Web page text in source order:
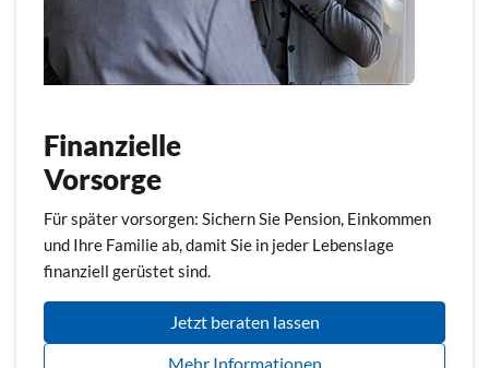
Finanzielle
Vorsorge
Für später vorsorgen: Sichern Sie Pension, Einkommen
und Ihre Familie ab, damit Sie in jeder Lebenslage
finanziell gerüstet sind.
Jetzt beraten lassen
Mehr Informationen